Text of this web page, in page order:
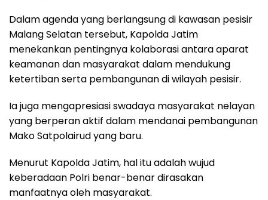
Dalam agenda yang berlangsung di kawasan pesisir
Malang Selatan tersebut, Kapolda Jatim
menekankan pentingnya kolaborasi antara aparat
keamanan dan masyarakat dalam mendukung
ketertiban serta pembangunan di wilayah pesisir.
Ia juga mengapresiasi swadaya masyarakat nelayan
yang berperan aktif dalam mendanai pembangunan
Mako Satpolairud yang baru.
Menurut Kapolda Jatim, hal itu adalah wujud
keberadaan Polri benar-benar dirasakan
manfaatnya oleh masyarakat.